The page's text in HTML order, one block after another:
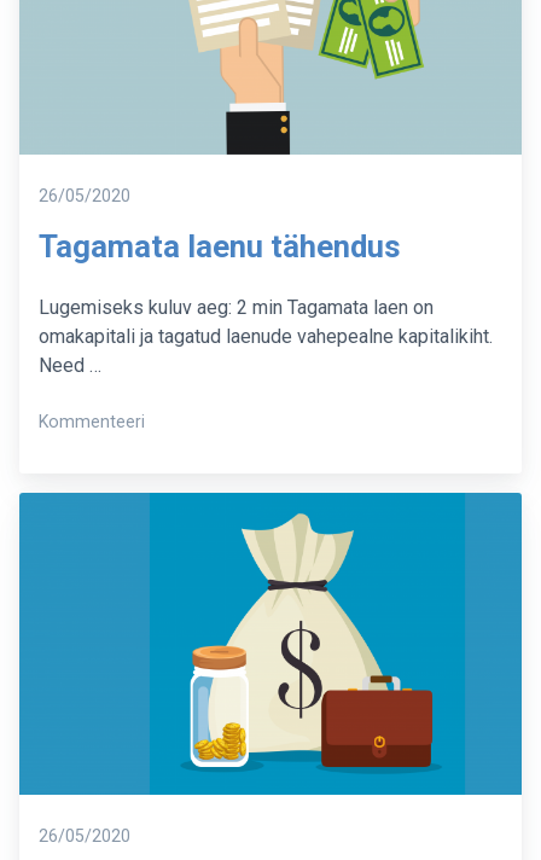
Postitatud
26/05/2020
Tagamata laenu tähendus
Lugemiseks kuluv aeg: 2 min Tagamata laen on
omakapitali ja tagatud laenude vahepealne kapitalikiht.
Need …
Kommenteeri
tähendus
Postitatud
26/05/2020